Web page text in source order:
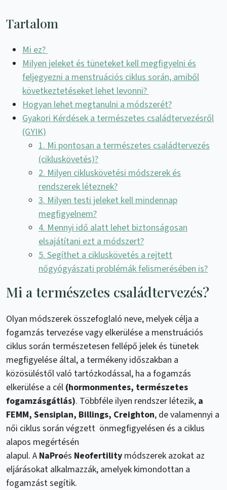
Tartalom
Mi ez?
Milyen jeleket és tüneteket kell megfigyelni és
feljegyezni a menstruációs ciklus során, amiből
következtetéseket lehet levonni?
Hogyan lehet megtanulni a módszerét?
Gyakori Kérdések a természetes családtervezésről
(GYIK)
1. Mi pontosan a természetes családtervezés
(cikluskövetés)?
2. Milyen cikluskövetési módszerek és
rendszerek léteznek?
3. Milyen testi jeleket kell mindennap
megfigyelnem?
4. Mennyi idő alatt lehet biztonságosan
elsajátítani ezt a módszert?
5. Segíthet a cikluskövetés a rejtett
nőgyógyászati problémák felismerésében is?
Mi a természetes családtervezés?
Olyan módszerek összefoglaló neve, melyek célja a
fogamzás tervezése vagy elkerülése a menstruációs
ciklus során természetesen fellépő jelek és tünetek
megfigyelése által, a termékeny időszakban a
közösüléstől való tartózkodással, ha a fogamzás
elkerülése a cél (hormonmentes, természetes
fogamzásgátlás). Többféle ilyen rendszer létezik, a
FEMM, Sensiplan, Billings, Creighton, de valamennyi a
női ciklus során végzett önmegfigyelésen és a ciklus
alapos megértésén
alapul. A NaProés Neofertility módszerek azokat az
eljárásokat alkalmazzák, amelyek kimondottan a
fogamzást segítik.